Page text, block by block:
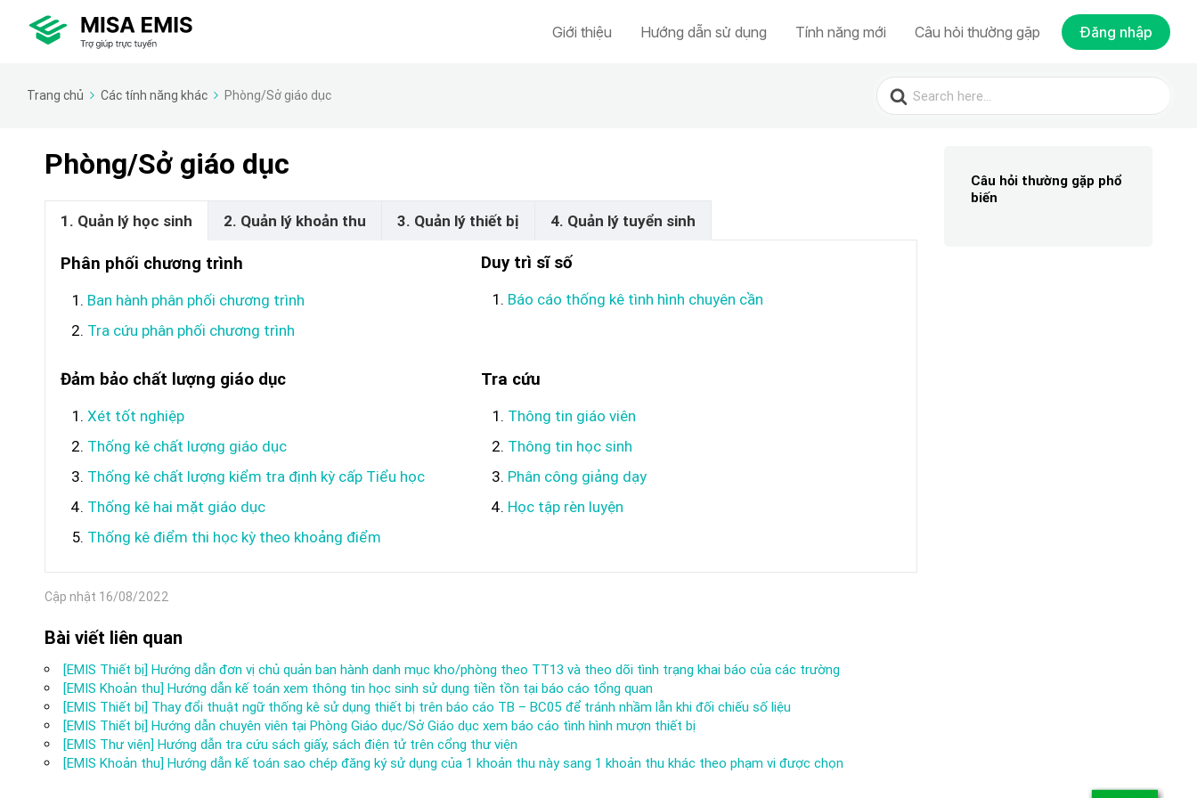
Giới thiệu Hướng dẫn sử dụng Tính năng mới Câu hỏi thường gặp Đăng nhập
Trang chủ Các tính năng khác Phòng/Sở giáo dục
Search
for:
Phòng/Sở giáo dục
1. Quản lý học sinh 2. Quản lý khoản thu 3. Quản lý thiết bị 4. Quản lý tuyển sinh
Phân phối chương trình
Ban hành phân phối chương trình
Tra cứu phân phối chương trình
Duy trì sĩ số
Báo cáo thống kê tình hình chuyên cần
Đảm bảo chất lượng giáo dục
Xét tốt nghiệp
Thống kê chất lượng giáo dục
Thống kê chất lượng kiểm tra định kỳ cấp Tiểu học
Thống kê hai mặt giáo dục
Thống kê điểm thi học kỳ theo khoảng điểm
Tra cứu
Thông tin giáo viên
Thông tin học sinh
Phân công giảng dạy
Học tập rèn luyện
Cập nhật 16/08/2022
Bài viết liên quan
[EMIS Thiết bị] Hướng dẫn đơn vị chủ quản ban hành danh mục kho/phòng theo TT13 và theo dõi tình trạng khai báo của các trường
[EMIS Khoản thu] Hướng dẫn kế toán xem thông tin học sinh sử dụng tiền tồn tại báo cáo tổng quan
[EMIS Thiết bị] Thay đổi thuật ngữ thống kê sử dụng thiết bị trên báo cáo TB – BC05 để tránh nhầm lẫn khi đối chiếu số liệu
[EMIS Thiết bị] Hướng dẫn chuyên viên tại Phòng Giáo dục/Sở Giáo dục xem báo cáo tình hình mượn thiết bị
[EMIS Thư viện] Hướng dẫn tra cứu sách giấy, sách điện tử trên cổng thư viện
[EMIS Khoản thu] Hướng dẫn kế toán sao chép đăng ký sử dụng của 1 khoản thu này sang 1 khoản thu khác theo phạm vi được chọn
Câu hỏi thường gặp phổ
biến